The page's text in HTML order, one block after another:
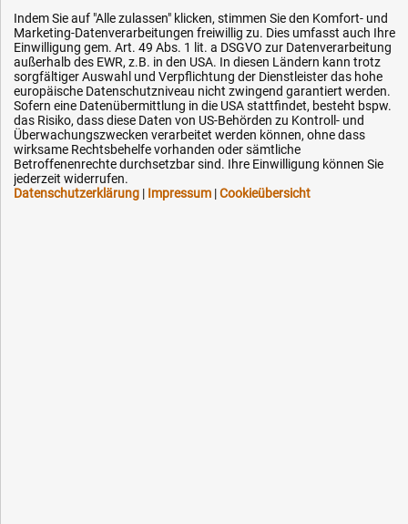
Datenschutz
Impressum
Karriere
OEM-Ersatzteile
Technik-Hilfe
Downloads
Kontakt
Indem Sie auf "Alle zulassen" klicken, stimmen Sie den Komfort- und
Marketing-Datenverarbeitungen freiwillig zu. Dies umfasst auch Ihre
Einwilligung gem. Art. 49 Abs. 1 lit. a DSGVO zur Datenverarbeitung
außerhalb des EWR, z.B. in den USA. In diesen Ländern kann trotz
sorgfältiger Auswahl und Verpflichtung der Dienstleister das hohe
europäische Datenschutzniveau nicht zwingend garantiert werden.
Sofern eine Datenübermittlung in die USA stattfindet, besteht bspw.
das Risiko, dass diese Daten von US-Behörden zu Kontroll- und
Überwachungszwecken verarbeitet werden können, ohne dass
wirksame Rechtsbehelfe vorhanden oder sämtliche
Betroffenenrechte durchsetzbar sind. Ihre Einwilligung können Sie
jederzeit widerrufen.
Datenschutzerklärung | Impressum |Cookieübersicht